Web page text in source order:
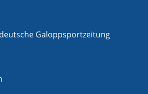
Galoppsportzeitung